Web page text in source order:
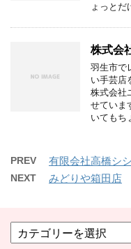
ょっとだ
株式会
羽生市で
い手芸店
株式会社
せていま
いてもち
PREV 有限会社高橋シ
NEXT みどりや箱田店
テ